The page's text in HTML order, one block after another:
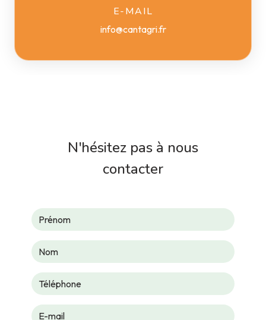
E-MAIL
info@cantagri.fr
N'hésitez pas à nous
contacter